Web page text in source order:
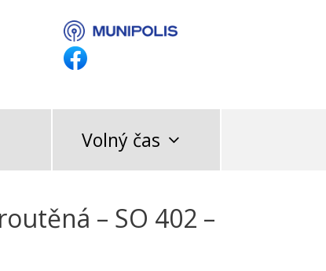
Volný čas
– SO 402 –